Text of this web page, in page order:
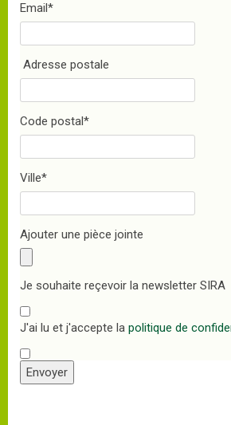
Email*
Adresse postale
Code postal*
Ville*
Ajouter une pièce jointe
Je souhaite reçevoir la newsletter SIRA
J'ai lu et j'accepte la politique de
Envoyer